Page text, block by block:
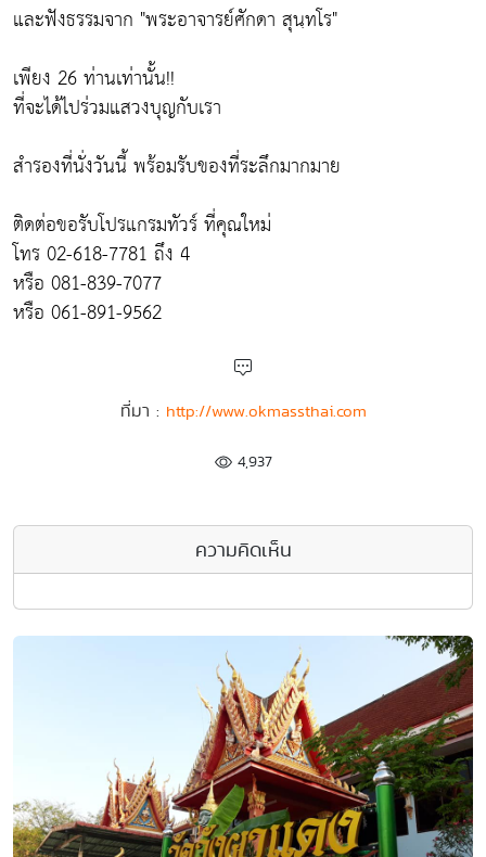
และฟังธรรมจาก "พระอาจารย์ศักดา สุนฺทโร"
เพียง 26 ท่านเท่านั้น!!
ที่จะได้ไปร่วมแสวงบุญกับเรา
สำรองที่นั่งวันนี้ พร้อมรับของที่ระลึกมากมาย
ติดต่อขอรับโปรแกรมทัวร์ ที่คุณใหม่
โทร 02-618-7781 ถึง 4
หรือ 081-839-7077
หรือ 061-891-9562
ที่มา : http://www.okmassthai.com
4,937
ความคิดเห็น